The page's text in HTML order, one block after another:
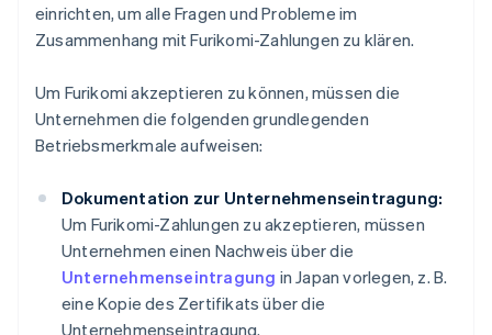
einrichten, um alle Fragen und Probleme im
Zusammenhang mit Furikomi-Zahlungen zu klären.
Um Furikomi akzeptieren zu können, müssen die
Unternehmen die folgenden grundlegenden
Betriebsmerkmale aufweisen:
Dokumentation zur Unternehmenseintragung:
Um Furikomi-Zahlungen zu akzeptieren, müssen
Unternehmen einen Nachweis über die
Unternehmenseintragung in Japan vorlegen, z. B.
eine Kopie des Zertifikats über die
Unternehmenseintragung.